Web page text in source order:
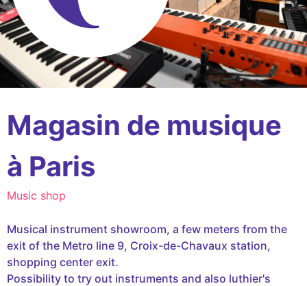
Magasin de musique
à Paris
Music shop
Musical instrument showroom, a few meters from the
exit of the Metro line 9, Croix-de-Chavaux station,
shopping center exit.
Possibility to try out instruments and also luthier's